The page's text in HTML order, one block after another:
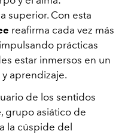
superior. Con esta
reafirma cada vez más
prácticas
estar inmersos en un
aprendizaje.
de los sentidos
, grupo asiático de
la cúspide del